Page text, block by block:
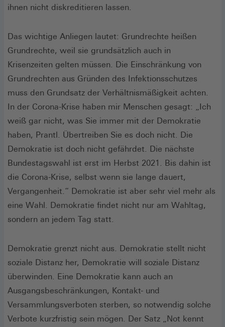
ihnen nicht diskreditieren lassen.
Das wichtige Anliegen lautet: Grundrechte heißen
Grundrechte, weil sie grundsätzlich auch in
Krisenzeiten gelten müssen. Die Einschränkung von
Grundrechten aus Gründen des Infektionsschutzes
muss den Grundsatz der Verhältnismäßigkeit achten.
In der Corona-Krise haben mir Menschen gesagt: „Ich
weiß gar nicht, was Sie immer mit der Demokratie
haben, Prantl. Übertreiben Sie es doch nicht. Die
Demokratie ist doch nicht gefährdet. Die nächste
Bundestagswahl ist erst im Herbst 2021. Bis dahin ist
die Corona-Krise, selbst wenn sie lange dauert,
Vergangenheit.“ Demokratie ist aber sehr viel mehr als
eine Wahl. Demokratie findet nicht nur am Wahltag,
sondern an jedem Tag statt.
Demokratie grenzt nicht aus. Demokratie stellt nicht
soziale Distanz her, Demokratie will soziale Distanz
überwinden. Eine Demokratie kann auch an
Ausgangsbeschränkungen, Kontakt- und
Versammlungsverboten sterben, so notwendig solche
Verbote kurzfristig sein mögen. Der Satz „Not kennt